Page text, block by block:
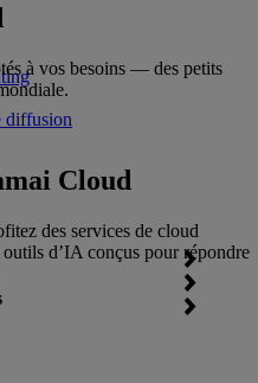
diffusion
à vos besoins — des petits
Cloud
des services de cloud
d’IA conçus pour répondre